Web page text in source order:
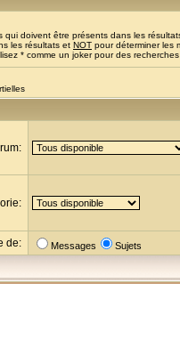
qui doivent être présents dans les
les résultats et NOT pour déterminer les
* comme un joker pour des
de: Messages Sujets